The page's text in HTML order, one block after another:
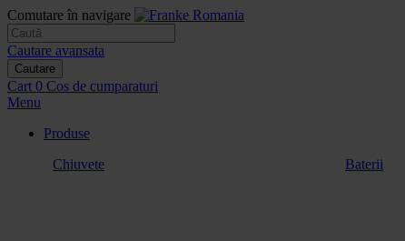
Comutare în navigare
Cautare avansata
Cautare
Cart 0 Cos de cumparaturi
Menu
Produse
Chiuvete
Baterii